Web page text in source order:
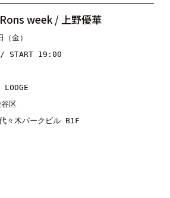
week / 上野優華
金）
/ START 19:00
区
々木パークビル B1F